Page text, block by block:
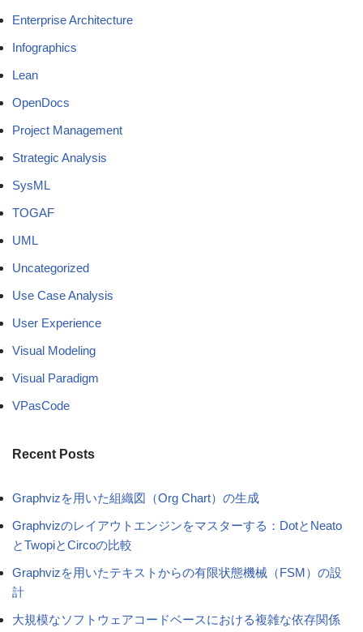
Enterprise Architecture
Infographics
Lean
OpenDocs
Project Management
Strategic Analysis
SysML
TOGAF
UML
Uncategorized
Use Case Analysis
User Experience
Visual Modeling
Visual Paradigm
VPasCode
Recent Posts
Graphvizを用いた組織図（Org Chart）の生成
Graphvizのレイアウトエンジンをマスターする：DotとNeato
とTwopiとCircoの比較
Graphvizを用いたテキストからの有限状態機械（FSM）の設
計
大規模なソフトウェアコードベースにおける複雑な依存関係